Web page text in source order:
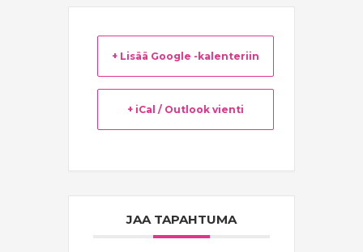
+ Lisää Google -kalenteriin
+ iCal / Outlook vienti
JAA TAPAHTUMA